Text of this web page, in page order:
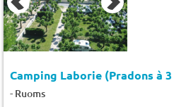
Camping Laborie (Pradons à
- Ruoms